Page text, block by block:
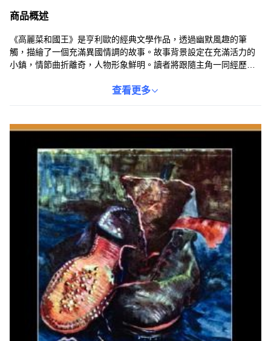
商品概述
《高麗菜和國王》是亨利歐的經典文學作品，透過幽默風趣的筆
觸，描繪了一個充滿異國情調的故事。故事背景設定在充滿活力的
小鎮，情節曲折離奇，人物形象鮮明。讀者將跟隨主角一同經歷冒
裝本，方便攜帶，隨時隨地享受閱讀的樂趣。適合所有喜愛文學作
查看更多